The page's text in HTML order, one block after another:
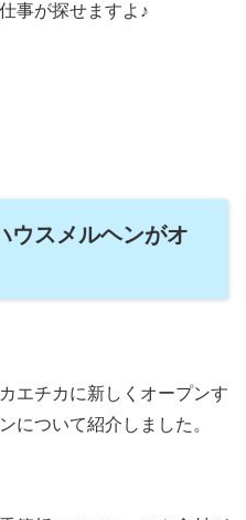
事が探せますよ♪
ウスメルヘンがオ
エチカに新しくオープンす
について紹介しました。